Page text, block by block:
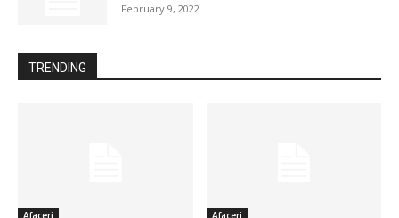
February 9, 2022
TRENDING
Afaceri Afaceri